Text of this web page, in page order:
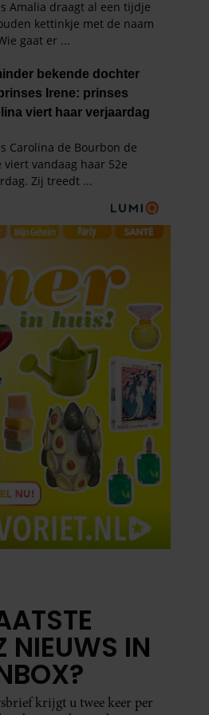
NIEUWS IN
krijgt u twee keer per